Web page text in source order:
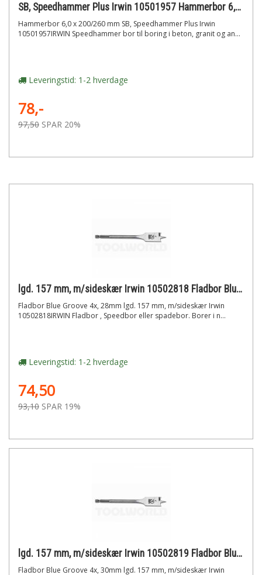
SB, Speedhammer Plus Irwin 10501957 Hammerbor 6,0 x 200/260 mm
Hammerbor 6,0 x 200/260 mm SB, Speedhammer Plus Irwin
10501957IRWIN Speedhammer bor til boring i beton, granit og an...
Leveringstid: 1-2 hverdage
78,-
97,50 SPAR 20%
lgd. 157 mm, m/sideskær Irwin 10502818 Fladbor Blue Groove 4x, 28mm
Fladbor Blue Groove 4x, 28mm lgd. 157 mm, m/sideskær Irwin
10502818IRWIN Fladbor , Speedbor eller spadebor. Borer i n...
Leveringstid: 1-2 hverdage
74,50
93,10 SPAR 19%
lgd. 157 mm, m/sideskær Irwin 10502819 Fladbor Blue Groove 4x, 30mm
Fladbor Blue Groove 4x, 30mm lgd. 157 mm, m/sideskær Irwin